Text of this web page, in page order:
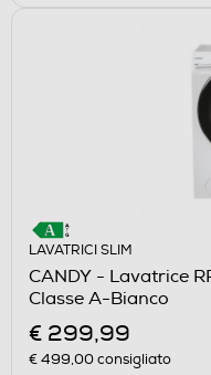
LAVATRICI SLIM
CANDY - Lavatrice
Classe A-Bianco
€ 299,99
€ 499,00consigliato